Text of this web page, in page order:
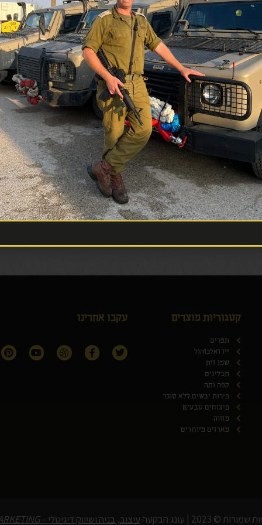
קמח עדשים כתומות אורגני
₪19.90
צפה במוצר
קטגוריות מוצרים
תמרים
ייו ואלכוהול
שמן זית
תבלינים
קפה ותה
פירות יבשים ללא סוכר
פיצוחים טבעים
מזווה
מארזים מיוחדים
עקבו אחרינו
© 2023 | עונג הבקעה עיצוב, בניה ושיווק דיגיטלי –